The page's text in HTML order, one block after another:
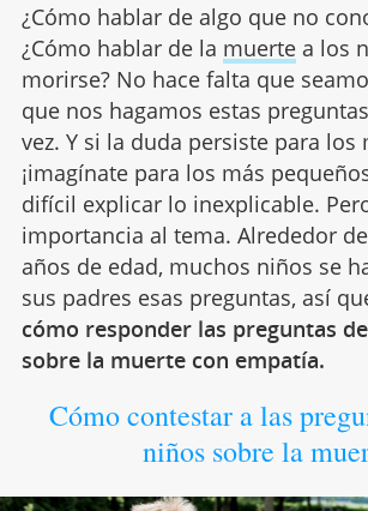
¿Cómo hablar de algo que no
¿Cómo hablar de la muertea los
morirse? No hace falta que
que nos hagamos estas
vez. Y si la duda persiste para los
¡imagínate para los más
difícil explicar lo inexplicable.
importancia al tema. Alrededor
años de edad, muchos niños se
sus padres esas preguntas, así
cómo responder las preguntas
sobre la muerte con empatía.
Cómo contestar a las
niños sobre la